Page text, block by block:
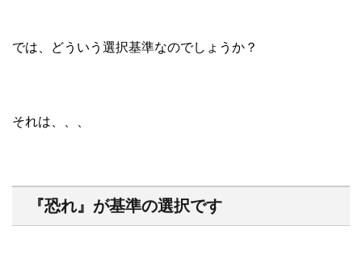
では、どういう選択基準なのでしょうか？
それは、、、
『恐れ』が基準の選択です